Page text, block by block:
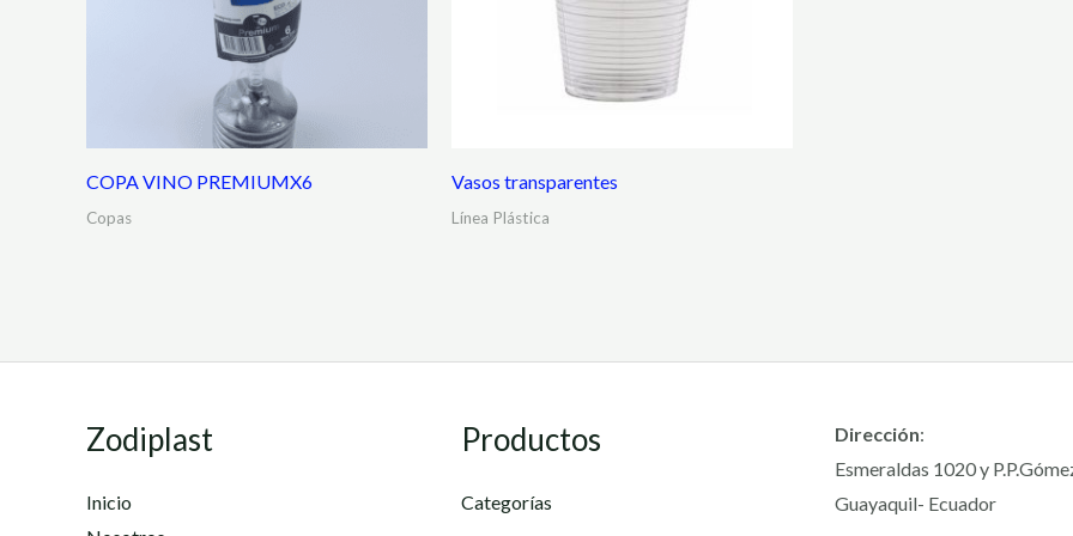
COPA VINO PREMIUMX6
Copas
Vasos transparentes
Línea Plástica
Zodiplast
Inicio
Productos
Categorías
Dirección:
Esmeraldas 1020 y
Guayaquil- Ecuador